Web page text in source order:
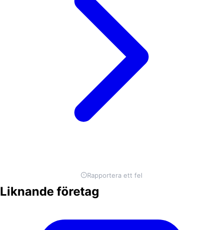
Rapportera ett fel
Liknande företag